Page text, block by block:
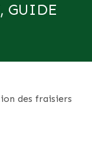
GUIDE